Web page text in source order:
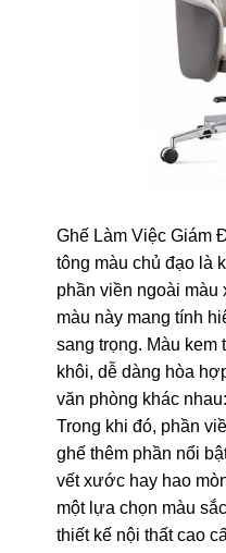
Ghế Làm Việc Giám
tông màu chủ đạo là
phần viền ngoài màu
màu này mang tính
sang trọng. Màu kem
khôi, dễ dàng hòa
văn phòng khác
Trong khi đó, phần
ghế thêm phần nổi
vết xước hay hao
một lựa chọn màu
thiết kế nội thất cao